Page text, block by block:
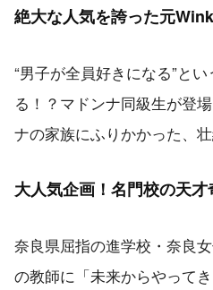
絶大な人気を誇った元
“男子が全員好きになる”と
る！？マドンナ同級生が登
ナの家族にふりかかった、
大人気企画！名門校の天
奈良県屈指の進学校・奈良
の教師に「未来からやって